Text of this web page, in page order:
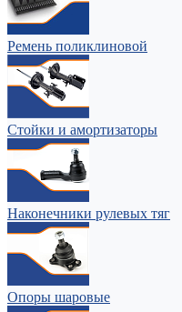
Ремень поликлиновой
Стойки и амортизаторы
Наконечники рулевых тяг
Опоры шаровые